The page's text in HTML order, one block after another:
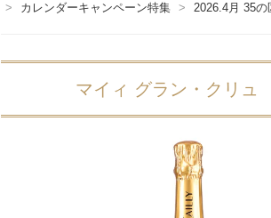
>
カレンダーキャンペーン特集 > 2026.4月 35の
マイィ グラン・クリ